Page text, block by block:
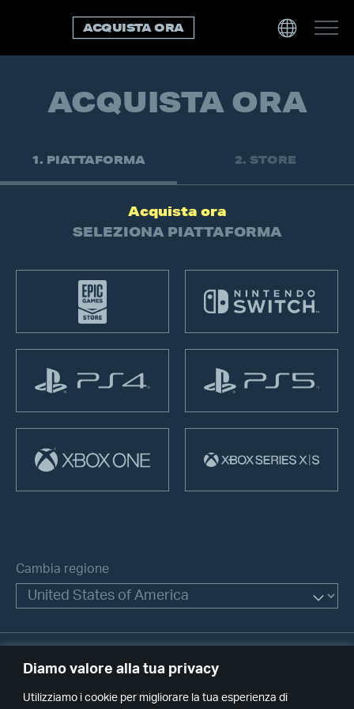
Diamo valore alla tua privacy
Utilizziamo i cookie per migliorare la tua esperienza di
ACQUISTA ORA
ACQUISTA ORA
1. PIATTAFORMA 2. STORE
Acquista ora
SELEZIONA PIATTAFORMA
Seleziona
piattaforma
Epic
Games
Store
Nintendo
Switch
PS
4
PS
5
XBOX
One
XBOX
Series
Cambia regione